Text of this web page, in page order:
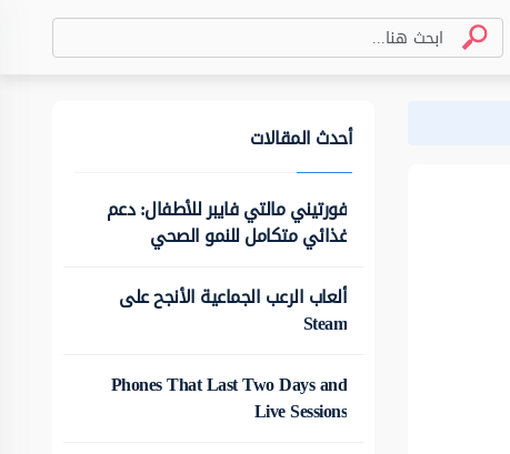
أحدث المقالات
فورتيني مالتي فايبر للأطفال: دعم
غذائي متكامل للنمو الصحي
ألعاب الرعب الجماعية الأنجح على
Steam
Phones That Last Two Days and
Live Sessions